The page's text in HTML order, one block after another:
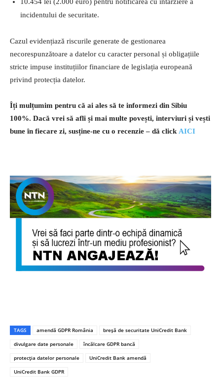
incidentului de securitate.
Cazul evidențiază riscurile generate de gestionarea
necorespunzătoare a datelor cu caracter personal și obligațiile
stricte impuse instituțiilor financiare de legislația europeană
privind protecția datelor.
Îți mulțumim pentru că ai ales să te informezi din Sibiu
100%. Dacă vrei să afli și mai multe povești, interviuri și vești
bune în fiecare zi, susține-ne cu o recenzie – dă click AICI
TAGS amendă GDPR România
breșă de securitate UniCredit Bank
divulgare date personale
încălcare GDPR bancă
protecția datelor personale
UniCredit Bank amendă
UniCredit Bank GDPR